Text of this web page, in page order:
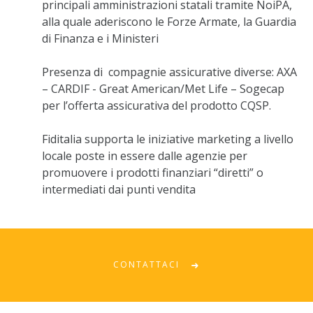
principali amministrazioni statali tramite NoiPA,
alla quale aderiscono le Forze Armate, la Guardia
di Finanza e i Ministeri
Presenza di compagnie assicurative diverse: AXA
– CARDIF - Great American/Met Life – Sogecap
per l’offerta assicurativa del prodotto CQSP.
Fiditalia supporta le iniziative marketing a livello
locale poste in essere dalle agenzie per
promuovere i prodotti finanziari “diretti” o
intermediati dai punti vendita
CONTATTACI